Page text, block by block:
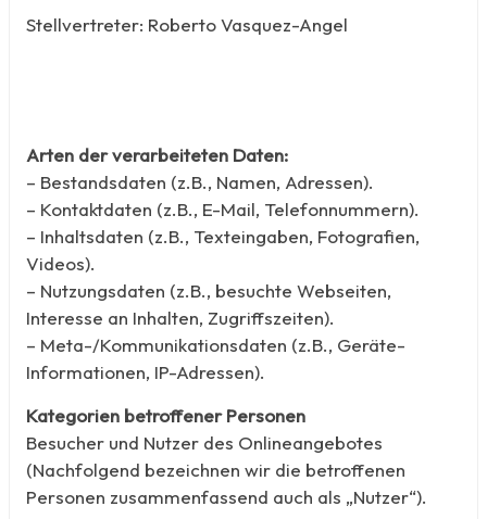
Stellvertreter: Roberto Vasquez-Angel
Arten der verarbeiteten Daten:
– Bestandsdaten (z.B., Namen, Adressen).
– Kontaktdaten (z.B., E-Mail, Telefonnummern).
– Inhaltsdaten (z.B., Texteingaben, Fotografien,
Videos).
– Nutzungsdaten (z.B., besuchte Webseiten,
Interesse an Inhalten, Zugriffszeiten).
– Meta-/Kommunikationsdaten (z.B., Geräte-
Informationen, IP-Adressen).
Kategorien betroffener Personen
Besucher und Nutzer des Onlineangebotes
(Nachfolgend bezeichnen wir die betroffenen
Personen zusammenfassend auch als „Nutzer“).